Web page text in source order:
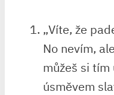
„Víte, že
No nevím,
můžeš si
úsměvem